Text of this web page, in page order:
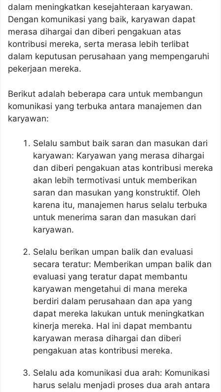
dalam meningkatkan kesejahteraan karyawan.
Dengan komunikasi yang baik, karyawan dapat
merasa dihargai dan diberi pengakuan atas
kontribusi mereka, serta merasa lebih terlibat
dalam keputusan perusahaan yang mempengaruhi
pekerjaan mereka.
Berikut adalah beberapa cara untuk membangun
komunikasi yang terbuka antara manajemen dan
karyawan:
Selalu sambut baik saran dan masukan dari
karyawan: Karyawan yang merasa dihargai
dan diberi pengakuan atas kontribusi mereka
akan lebih termotivasi untuk memberikan
saran dan masukan yang konstruktif. Oleh
karena itu, manajemen harus selalu terbuka
untuk menerima saran dan masukan dari
karyawan.
Selalu berikan umpan balik dan evaluasi
secara teratur: Memberikan umpan balik dan
evaluasi yang teratur dapat membantu
karyawan mengetahui di mana mereka
berdiri dalam perusahaan dan apa yang
dapat mereka lakukan untuk meningkatkan
kinerja mereka. Hal ini dapat membantu
karyawan merasa dihargai dan diberi
pengakuan atas kontribusi mereka.
Selalu ada komunikasi dua arah: Komunikasi
harus selalu menjadi proses dua arah antara